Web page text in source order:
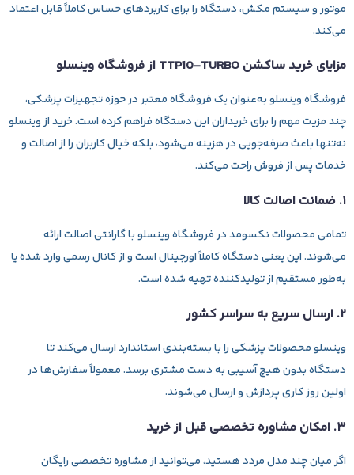
موتور و سیستم مکش، دستگاه را برای کاربردهای حساس کاملاً قابل اعتماد
می‌کند.
مزایای خرید ساکشن TTP10‑TURBO از فروشگاه وینسلو
فروشگاه وینسلو به‌عنوان یک فروشگاه معتبر در حوزه تجهیزات پزشکی،
چند مزیت مهم را برای خریداران این دستگاه فراهم کرده است. خرید از وینسلو
نه‌تنها باعث صرفه‌جویی در هزینه می‌شود، بلکه خیال کاربران را از اصالت و
خدمات پس از فروش راحت می‌کند.
۱. ضمانت اصالت کالا
تمامی محصولات نکسومد در فروشگاه وینسلو با گارانتی اصالت ارائه
می‌شوند. این یعنی دستگاه کاملاً اورجینال است و از کانال رسمی وارد شده یا
به‌طور مستقیم از تولیدکننده تهیه شده است.
۲. ارسال سریع به سراسر کشور
وینسلو محصولات پزشکی را با بسته‌بندی استاندارد ارسال می‌کند تا
دستگاه بدون هیچ آسیبی به دست مشتری برسد. معمولاً سفارش‌ها در
اولین روز کاری پردازش و ارسال می‌شوند.
۳. امکان مشاوره تخصصی قبل از خرید
اگر میان چند مدل مردد هستید، می‌توانید از مشاوره تخصصی رایگان